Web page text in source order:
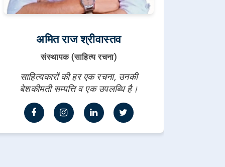
अमित राज श्रीवास्तव
संस्थापक (साहित्य रचना)
साहित्यकारों की हर एक रचना, उनकी
बेशकीमती सम्पत्ति व एक उपलब्धि है।